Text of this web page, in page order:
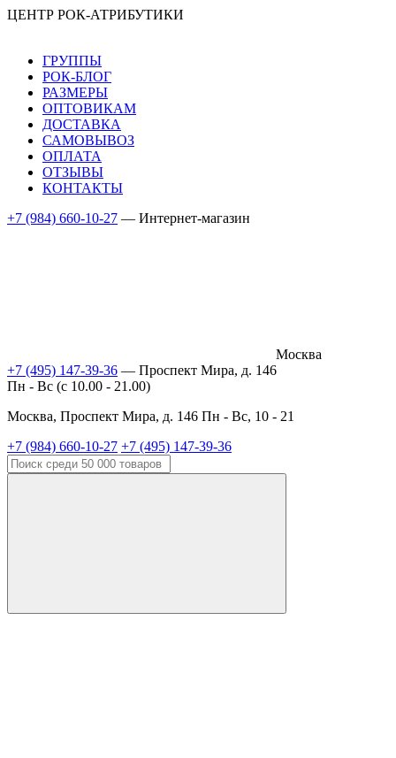
ЦЕНТР РОК-АТРИБУТИКИ
ГРУППЫ
РОК-БЛОГ
РАЗМЕРЫ
ОПТОВИКАМ
ДОСТАВКА
САМОВЫВОЗ
ОПЛАТА
ОТЗЫВЫ
КОНТАКТЫ
+7 (984) 660-10-27 — Интернет-магазин
Москва
+7 (495) 147-39-36 — Проспект Мира, д. 146
Пн - Вс (c 10.00 - 21.00)
Москва, Проспект Мира, д. 146 Пн - Вс, 10 - 21
+7 (984) 660-10-27 +7 (495) 147-39-36